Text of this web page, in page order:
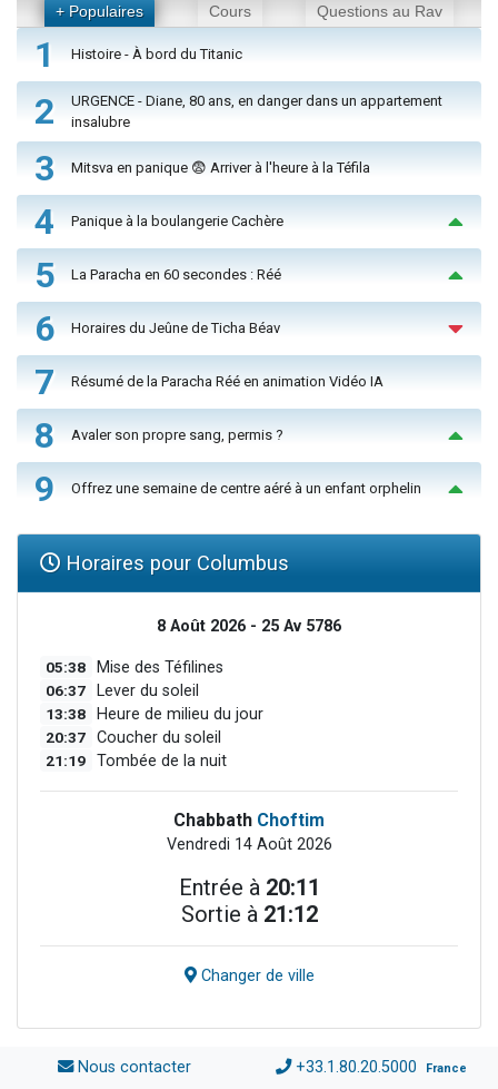
+ Populaires Cours Questions au Rav
1 Histoire - À bord du Titanic
2
URGENCE - Diane, 80 ans, en danger dans un appartement
insalubre
3 Mitsva en panique 😨 Arriver à l'heure à la Téfila
4 Panique à la boulangerie Cachère
5 La Paracha en 60 secondes : Réé
6 Horaires du Jeûne de Ticha Béav
7 Résumé de la Paracha Réé en animation Vidéo IA
8 Avaler son propre sang, permis ?
9 Offrez une semaine de centre aéré à un enfant orphelin
Horaires pour Columbus
8 Août 2026 - 25 Av 5786
05:38 Mise des Téfilines
06:37 Lever du soleil
13:38 Heure de milieu du jour
20:37 Coucher du soleil
21:19 Tombée de la nuit
Chabbath Choftim
Vendredi 14 Août 2026
Entrée à 20:11
Sortie à 21:12
Changer de ville
Nous contacter +33.1.80.20.5000 France